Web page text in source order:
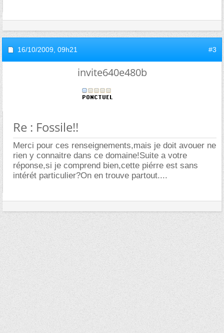
16/10/2009, 09h21 #3
invite640e480b
Re : Fossile!!
Merci pour ces renseignements,mais je doit avouer ne
rien y connaitre dans ce domaine!Suite a votre
réponse,si je comprend bien,cette piérre est sans
intérét particulier?On en trouve partout....